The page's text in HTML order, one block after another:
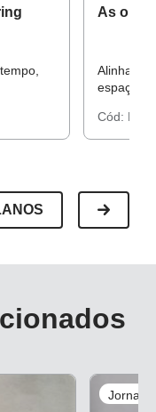
As
Alinhado
espaço e
Cód: